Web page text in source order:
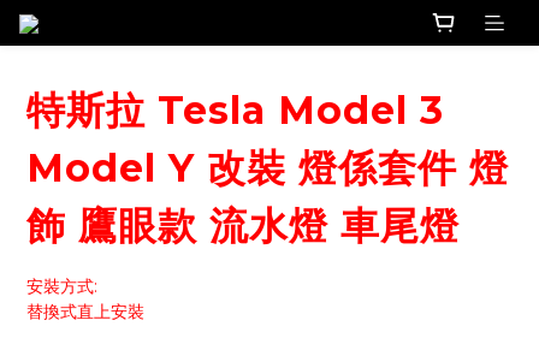
特斯拉 Tesla Model 3
Model Y 改裝 燈係套件 燈
飾 鷹眼款 流水燈 車尾燈
安裝方式:
替換式直上安裝